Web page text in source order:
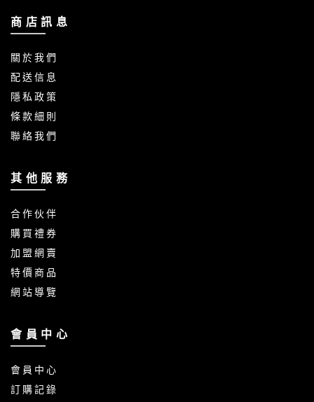
商 店 訊 息
關 於 我 們
配 送 信 息
隱 私 政 策
條 款 細 則
聯 絡 我 們
其 他 服 務
合 作 伙 伴
購 買 禮 券
加 盟 網 賣
特 價 商 品
網 站 導 覽
會 員 中 心
會 員 中 心
訂 購 記 錄